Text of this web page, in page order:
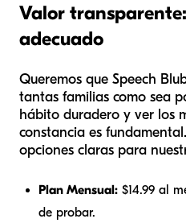
Valor
adecuado
Queremos que Speech
tantas familias como sea
hábito duradero y ver los
constancia es
opciones claras para
Plan Mensual: $14.99 al
de probar.